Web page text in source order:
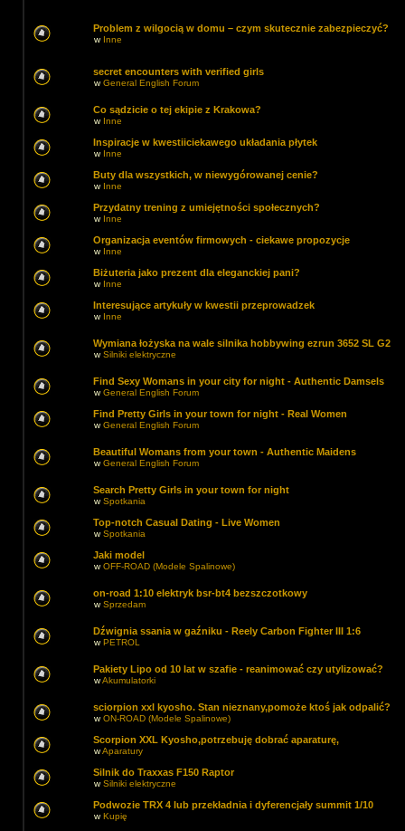
Problem z wilgocią w domu – czym skutecznie zabezpieczyć?
w Inne
secret encounters with verified girls
wGeneral English Forum
Co sądzicie o tej ekipie z Krakowa?
w Inne
Inspiracje w kwestiiciekawego układania płytek
w Inne
Buty dla wszystkich, w niewygórowanej cenie?
w Inne
Przydatny trening z umiejętności społecznych?
w Inne
Organizacja eventów firmowych - ciekawe propozycje
w Inne
Biżuteria jako prezent dla eleganckiej pani?
w Inne
Interesujące artykuły w kwestii przeprowadzek
w Inne
Wymiana łożyska na wale silnika hobbywing ezrun 3652 SL G2
wSilniki elektryczne
Find Sexy Womans in your city for night - Authentic Damsels
wGeneral English Forum
Find Pretty Girls in your town for night - Real Women
wGeneral English Forum
Beautiful Womans from your town - Authentic Maidens
wGeneral English Forum
Search Pretty Girls in your town for night
wSpotkania
Top-notch Сasual Dating - Live Women
wSpotkania
Jaki model
wOFF-ROAD (Modele Spalinowe)
on-road 1:10 elektryk bsr-bt4 bezszczotkowy
wSprzedam
Dźwignia ssania w gaźniku - Reely Carbon Fighter III 1:6
wPETROL
Pakiety Lipo od 10 lat w szafie - reanimować czy utylizować?
wAkumulatorki
sciorpion xxl kyosho. Stan nieznany,pomoże ktoś jak odpalić?
wON-ROAD (Modele Spalinowe)
Scorpion XXL Kyosho,potrzebuję dobrać aparaturę,
wAparatury
Silnik do Traxxas F150 Raptor
wSilniki elektryczne
Podwozie TRX 4 lub przekładnia i dyferencjały summit 1/10
wKupię